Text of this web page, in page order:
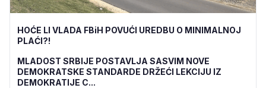
HOĆE LI VLADA FBiH POVUĆI UREDBU O MINIMALNOJ
PLAĆI?!
MLADOST SRBIJE POSTAVLJA SASVIM NOVE
DEMOKRATSKE STANDARDE DRŽEĆI LEKCIJU IZ
DEMOKRATIJE C...